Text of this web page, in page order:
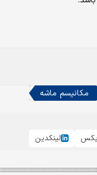
مکانیسم ماشه
لینکدین